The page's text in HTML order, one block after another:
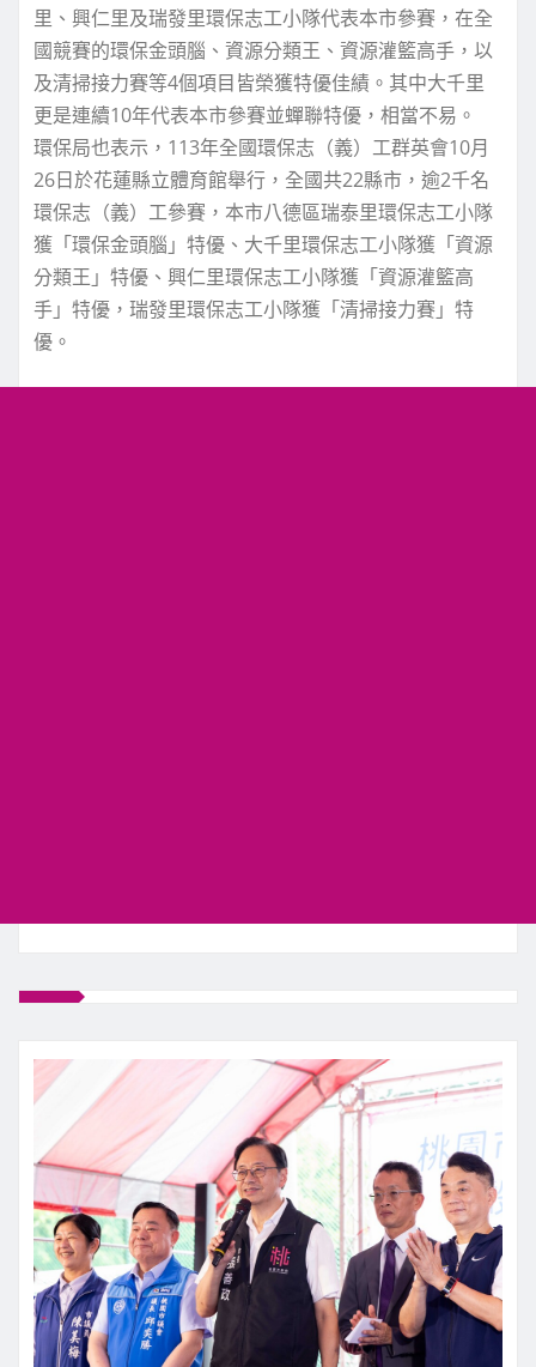
里、興仁里及瑞發里環保志工小隊代表本市參賽，在全
國競賽的環保金頭腦、資源分類王、資源灌籃高手，以
及清掃接力賽等4個項目皆榮獲特優佳績。其中大千里
更是連續10年代表本市參賽並蟬聯特優，相當不易。
環保局也表示，113年全國環保志（義）工群英會10月
26日於花蓮縣立體育館舉行，全國共22縣市，逾2千名
環保志（義）工參賽，本市八德區瑞泰里環保志工小隊
獲「環保金頭腦」特優、大千里環保志工小隊獲「資源
分類王」特優、興仁里環保志工小隊獲「資源灌籃高
手」特優，瑞發里環保志工小隊獲「清掃接力賽」特
優。